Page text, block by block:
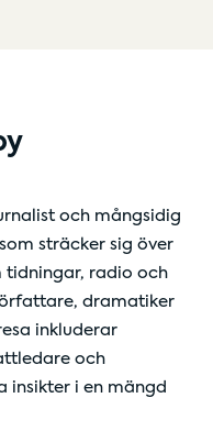
och mångsidig
sträcker sig över
tidningar, radio och
dramatiker
inkluderar
och
insikter i en mängd